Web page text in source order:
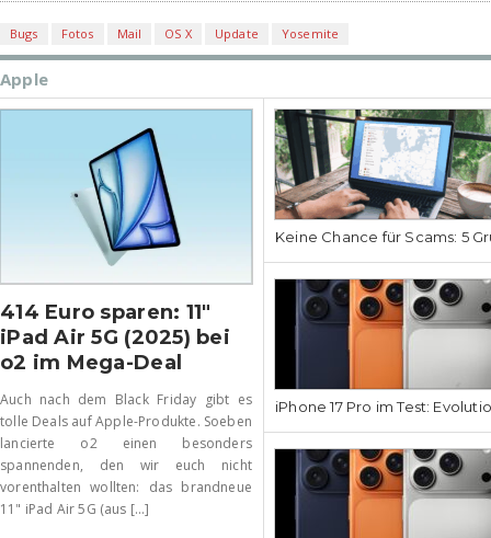
Bugs Fotos Mail OS X Update Yosemite
Apple
414 Euro sparen: 11″
iPad Air 5G (2025) bei
o2 im Mega-Deal
Auch nach dem Black Friday gibt es
tolle Deals auf Apple-Produkte. Soeben
lancierte o2 einen besonders
spannenden, den wir euch nicht
vorenthalten wollten: das brandneue
11" iPad Air 5G (aus [...]
Keine Chance für Scams: 5
iPhone 17 Pro im Test: